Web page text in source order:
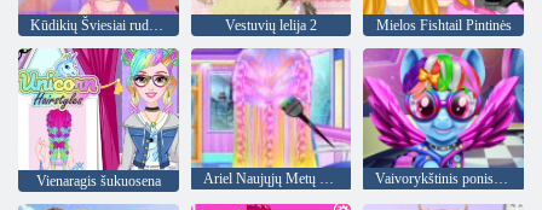
Kūdikių Šviesiai ruda Plaukų Diena Vestuvių lelija 2 Mielos Fishtail Pintinės
Vienaragis šukuosena Ariel Naujųjų Metų naujos šukuosenos Vaivorykštinis ponis Nekilnojamasis mažesne nei rinkos verte